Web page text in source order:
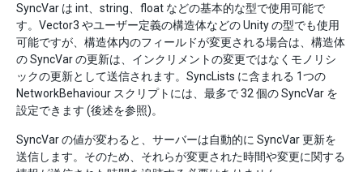
SyncVar は int、string、float などの基本的な型で使用可能で
す。Vector3 やユーザー定義の構造体などの Unity の型でも使用
可能ですが、構造体内のフィールドが変更される場合は、構造体
の SyncVar の更新は、インクリメントの変更ではなくモノリシ
ックの更新として送信されます。SyncLists に含まれる 1つの
NetworkBehaviour スクリプトには、最多で 32 個の SyncVar を
設定できます (後述を参照)。
SyncVar の値が変わると、サーバーは自動的に SyncVar 更新を
送信します。そのため、それらが変更された時間や変更に関する